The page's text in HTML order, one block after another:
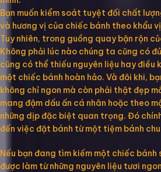
Bạn muốn kiểm soát tuyệt đối chất
và hương vị của chiếc bánh theo khẩu
Tuy nhiên, trong guồng quay bận rộn
Không phải lúc nào chúng ta cũng có
cũng có thể thiếu nguyên liệu hay điều
một chiếc bánh hoàn hảo. Và đôi khi,
không chỉ ngon mà còn phải thật đẹp
mang đậm dấu ấn cá nhân hoặc theo
những dịp đặc biệt quan trọng. Đó
đến việc đặt bánh từ một tiệm bánh
Nếu bạn đang tìm kiếm một chiếc bánh
được làm từ những nguyên liệu tươi